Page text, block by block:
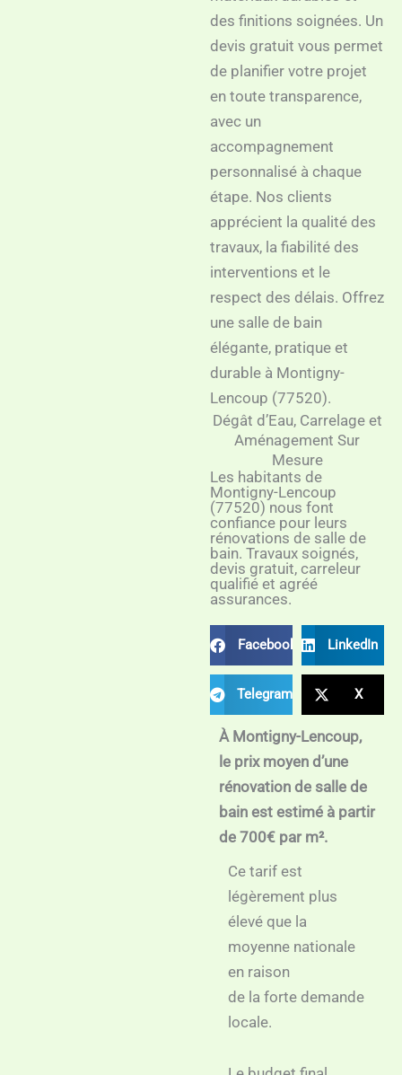
des finitions soignées. Un
devis gratuit vous permet
de planifier votre projet
en toute transparence,
avec un
accompagnement
personnalisé à chaque
étape. Nos clients
apprécient la qualité des
travaux, la fiabilité des
interventions et le
respect des délais. Offrez
une salle de bain
élégante, pratique et
durable à Montigny-
Lencoup (77520).
Dégât d’Eau, Carrelage et
Aménagement Sur
Mesure
Les habitants de
Montigny-Lencoup
(77520) nous font
confiance pour leurs
rénovations de salle de
bain. Travaux soignés,
devis gratuit, carreleur
qualifié et agréé
assurances.
Facebook LinkedIn
Telegram X
À Montigny-Lencoup,
le prix moyen d’une
rénovation de salle de
bain est estimé à partir
de 700€ par m².
Ce tarif est
légèrement plus
élevé que la
moyenne nationale
en raison
de la forte demande
locale.